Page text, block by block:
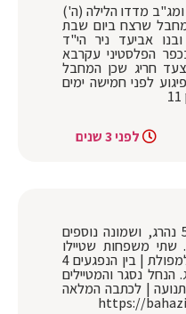
מדדו הלילה (ה')
שרצח ביום שבת
אביעד ניר הי"ד
הפלסטיני עקרבא
חריג שכן המחבל
לפני חמישה ימים
לפני 3 שנים
אסון בעין גדי: ילד בן 5 נהרג, ושמונה נוספים
שתי משפחות שטיילו
בשמורת הטבע נקלעו למפולת | בין הנפגעים 4
בן 5 שנהרג. הנחל נסגר והמטיילים
90 נחסם לתנועה | לכתבה המלאה